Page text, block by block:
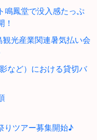
鳴鳳堂で没入感たっぷ
光産業関連暑気払い会
など）における貸切バ
りツアー募集開始♪